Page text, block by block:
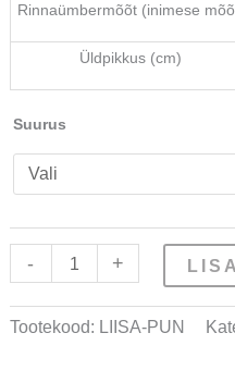
Rinnaümbermõõt (inimese
Üldpikkus (cm)
Suurus
- +
Tootekood: LIISA-PUN